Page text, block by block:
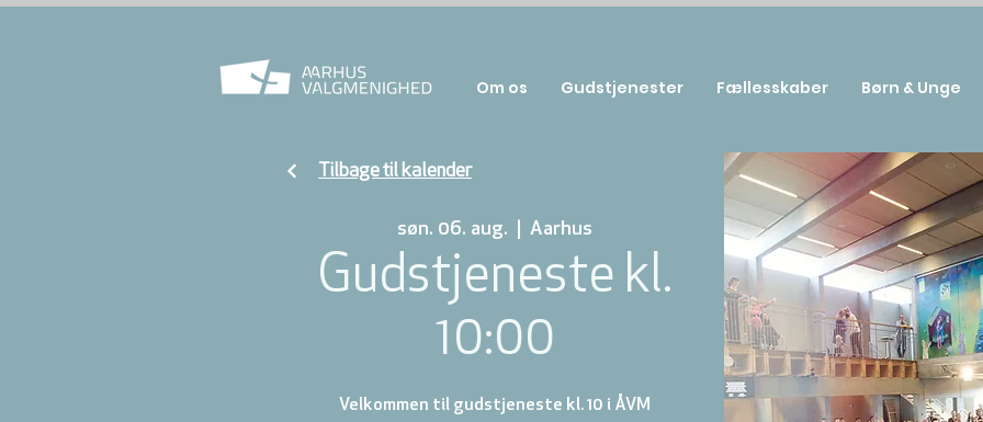
søn. 06. aug.
  |
Aarhus
Gudstjeneste kl.
10:00
Velkommen til gudstjeneste kl. 10 i ÅVM
Tilbage til kalender
Om os Gudstjenester Fællesskaber Børn & Unge